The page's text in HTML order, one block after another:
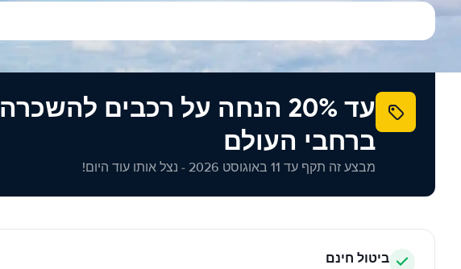
עד 20% הנחה על רכבים להשכרה
ברחבי העולם
מבצע זה תקף עד 11 באוגוסט 2026 - נצל אותו עוד היום!
ביטול חינם